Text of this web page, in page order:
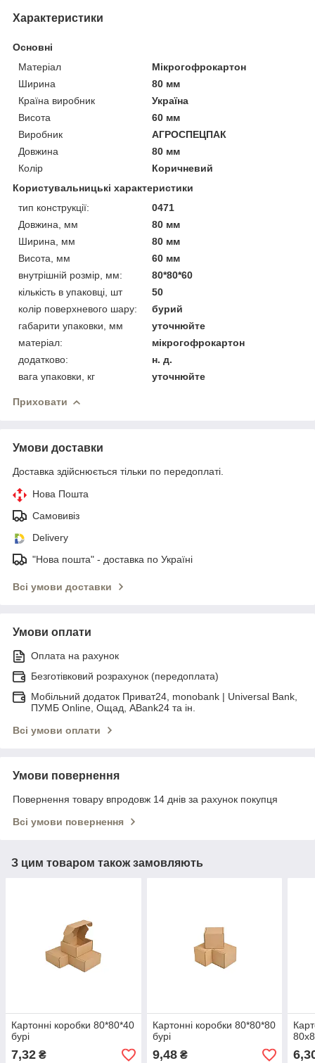
Характеристики
Основні
Матеріал
Мікрогофрокартон
Ширина
80 мм
Країна виробник
Україна
Висота
60 мм
Виробник
АГРОСПЕЦПАК
Довжина
80 мм
Колір
Коричневий
Користувальницькі характеристики
тип конструкції:
0471
Довжина, мм
80 мм
Ширина, мм
80 мм
Висота, мм
60 мм
внутрішній розмір, мм:
80*80*60
кількість в упаковці, шт
50
колір поверхневого шару:
бурий
габарити упаковки, мм
уточнюйте
матеріал:
мікрогофрокартон
додатково:
н. д.
вага упаковки, кг
уточнюйте
Приховати
Умови доставки
Доставка здійснюється тільки по передоплаті.
Нова Пошта
Самовивіз
Delivery
"Нова пошта" - доставка по Україні
Всі умови доставки
Умови оплати
Оплата на рахунок
Безготівковий розрахунок (передоплата)
Мобільний додаток Приват24, monobank | Universal Bank,
ПУМБ Online, Ощад, ABank24 та ін.
Всі умови оплати
Умови повернення
Повернення товару впродовж 14 днів за рахунок покупця
Всі умови повернення
З цим товаром також замовляють
Картонні коробки 80*80*40
бурі
7,32 ₴
Картонні коробки 80*80*80
бурі
9,48₴